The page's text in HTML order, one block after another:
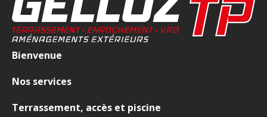
Bienvenue
Nos services
Terrassement, accès et piscine